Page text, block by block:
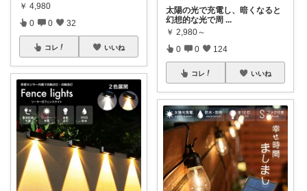
￥ 4,980
0 0 32
コレ いいね
太陽の光で充電し、暗くなると
幻想的な光で周 ...
￥ 2,980～
0 0 124
コレ いいね